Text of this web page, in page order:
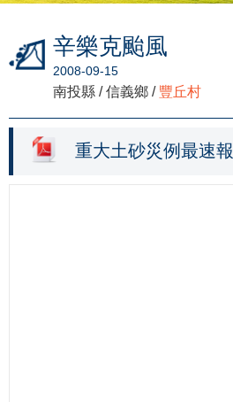
辛樂克颱風
2008-09-15
南投縣 / 信義鄉 / 豐丘村
重大土砂災例最速報